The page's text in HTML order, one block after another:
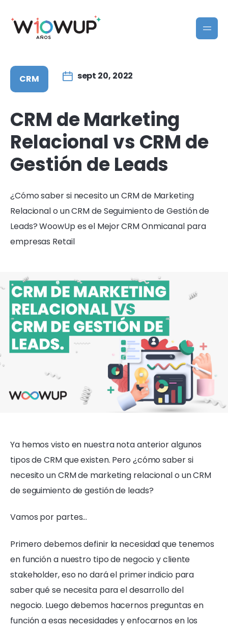
CRM sept 20, 2022
CRM de Marketing
Relacional vs CRM de
Gestión de Leads
¿Cómo saber si necesito un CRM de Marketing
Relacional o un CRM de Seguimiento de Gestión de
Leads? WoowUp es el Mejor CRM Onmicanal para
empresas Retail
Ya hemos visto en nuestra nota anterior algunos
tipos de CRM que existen. Pero ¿cómo saber si
necesito un CRM de marketing relacional o un CRM
de seguimiento de gestión de leads?
Vamos por partes…
Primero debemos definir la necesidad que tenemos
en función a nuestro tipo de negocio y cliente
stakeholder, eso no dará el primer indicio para
saber qué se necesita para el desarrollo del
negocio. Luego debemos hacernos preguntas en
función a esas necesidades y enfocarnos en los